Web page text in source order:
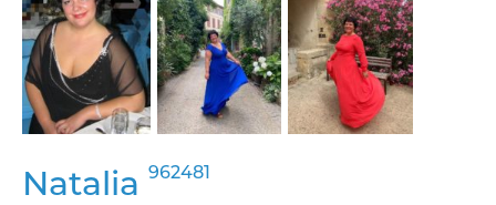
Natalia 962481